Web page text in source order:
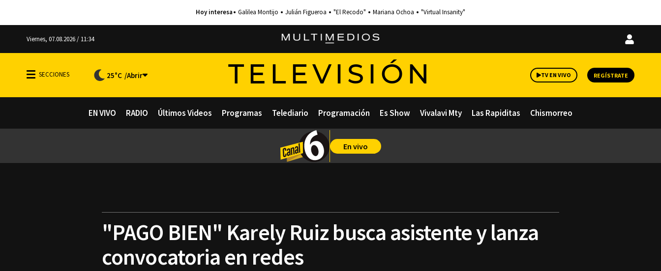
Galilea Montijo Julián Figueroa "El Recodo" Mariana Ochoa "Virtual Insanity"
Viernes, 07.08.2026 / 11:34
Iniciar
25°C TELEVISIÓN TV EN VIVO REGÍSTRATE
EN VIVO RADIO Últimos Videos Programas Telediario Programación Es Show Vivalavi Mty Las Rapiditas Chismorreo
En vivo
"PAGO BIEN" Karely Ruiz busca asistente y lanza
convocatoria en redes